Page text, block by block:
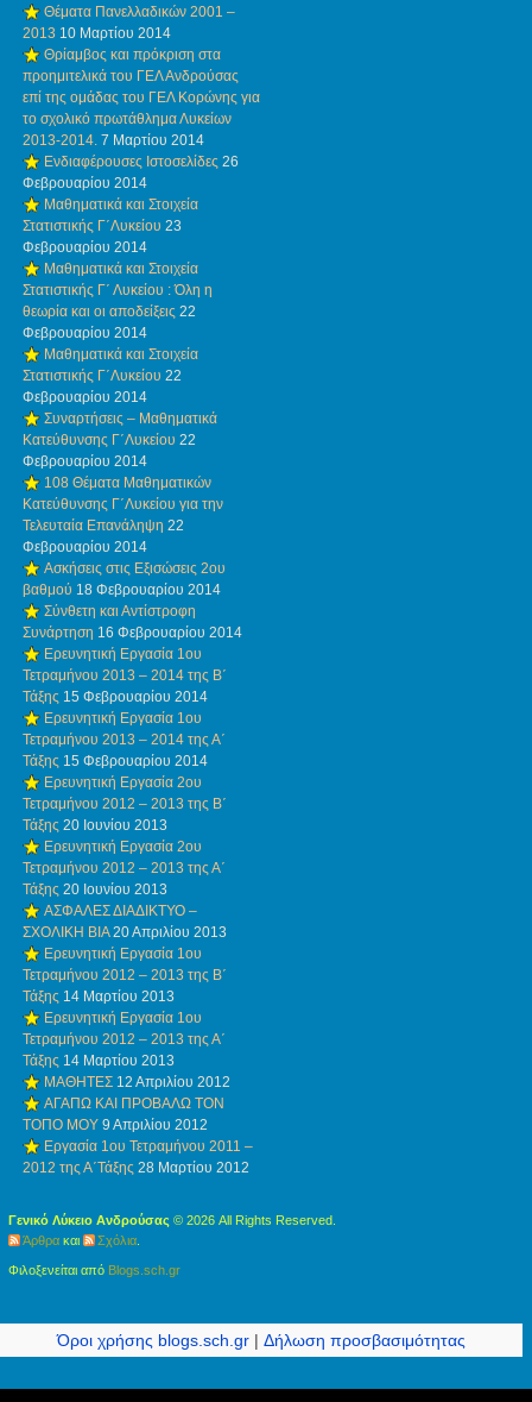
Θέματα Πανελλαδικών 2001 –
2013 10 Μαρτίου 2014
Θρίαμβος και πρόκριση στα
προημιτελικά του ΓΕΛ Ανδρούσας
επί της ομάδας του ΓΕΛ Κορώνης για
το σχολικό πρωτάθλημα Λυκείων
2013-2014. 7 Μαρτίου 2014
Ενδιαφέρουσες Ιστοσελίδες 26
Φεβρουαρίου 2014
Μαθηματικά και Στοιχεία
Στατιστικής Γ΄Λυκείου 23
Φεβρουαρίου 2014
Μαθηματικά και Στοιχεία
Στατιστικής Γ΄ Λυκείου : Όλη η
θεωρία και οι αποδείξεις 22
Φεβρουαρίου 2014
Μαθηματικά και Στοιχεία
Στατιστικής Γ΄Λυκείου 22
Φεβρουαρίου 2014
Συναρτήσεις – Μαθηματικά
Κατεύθυνσης Γ΄Λυκείου 22
Φεβρουαρίου 2014
108 Θέματα Μαθηματικών
Κατεύθυνσης Γ΄Λυκείου για την
Τελευταία Επανάληψη 22
Φεβρουαρίου 2014
Ασκήσεις στις Εξισώσεις 2ου
βαθμού 18 Φεβρουαρίου 2014
Σύνθετη και Αντίστροφη
Συνάρτηση 16 Φεβρουαρίου 2014
Ερευνητική Εργασία 1ου
Τετραμήνου 2013 – 2014 της Β΄
Τάξης 15 Φεβρουαρίου 2014
Ερευνητική Εργασία 1ου
Τετραμήνου 2013 – 2014 της Α΄
Τάξης 15 Φεβρουαρίου 2014
Ερευνητική Εργασία 2ου
Τετραμήνου 2012 – 2013 της Β΄
Τάξης 20 Ιουνίου 2013
Ερευνητική Εργασία 2ου
Τετραμήνου 2012 – 2013 της Α΄
Τάξης 20 Ιουνίου 2013
ΑΣΦΑΛΕΣ ΔΙΑΔΙΚΤΥΟ –
ΣΧΟΛΙΚΗ ΒΙΑ 20 Απριλίου 2013
Ερευνητική Εργασία 1ου
Τετραμήνου 2012 – 2013 της Β΄
Τάξης 14 Μαρτίου 2013
Ερευνητική Εργασία 1ου
Τετραμήνου 2012 – 2013 της Α΄
Τάξης 14 Μαρτίου 2013
ΜΑΘΗΤΕΣ 12 Απριλίου 2012
ΑΓΑΠΩ ΚΑΙ ΠΡΟΒΑΛΩ ΤΟΝ
ΤΟΠΟ ΜΟΥ 9 Απριλίου 2012
Εργασία 1ου Τετραμήνου 2011 –
2012 της Α΄Τάξης 28 Μαρτίου 2012
Γενικό Λύκειο Ανδρούσας © 2026 All Rights Reserved.
Άρθρακαι Σχόλια.
Φιλοξενείται από Blogs.sch.gr
Όροι χρήσης blogs.sch.gr |Δήλωση προσβασιμότητας